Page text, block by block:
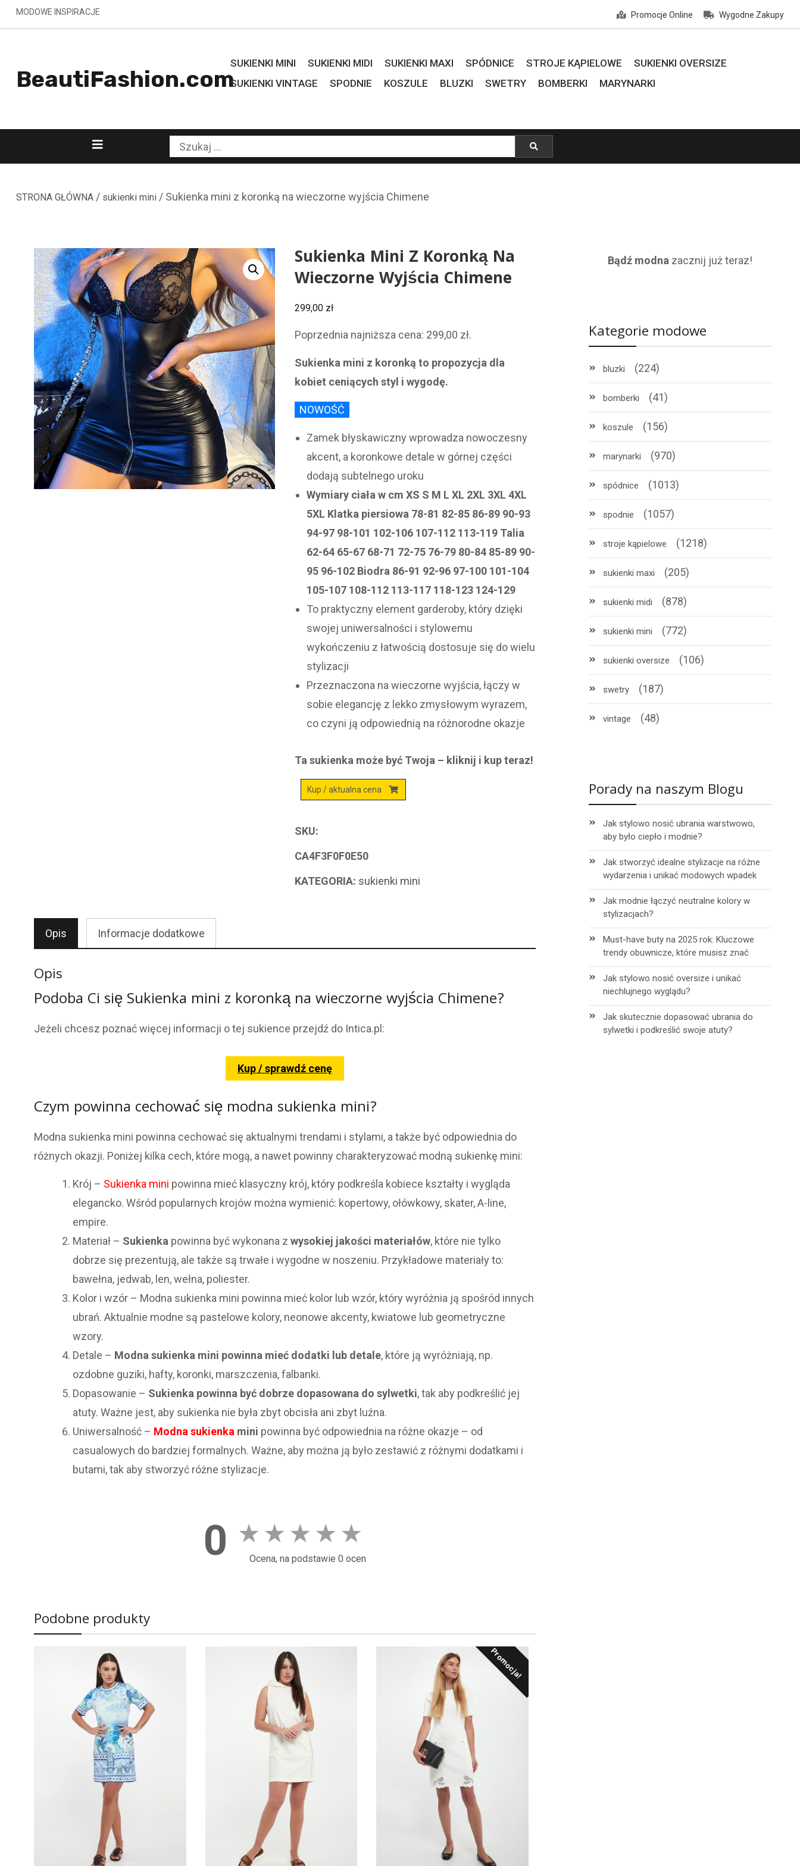
Skip
to
MODOWE INSPIRACJE Promocje Online Wygodne Zakupy
BeautiFashion.com
SUKIENKI MINI SUKIENKI MIDI SUKIENKI MAXI SPÓDNICE STROJE KĄPIELOWE
SUKIENKI OVERSIZE
SUKIENKI VINTAGE
SPODNIE KOSZULE BLUZKI SWETRY BOMBERKI MARYNARKI
Szukaj:
STRONA GŁÓWNA/ sukienki mini/ Sukienka mini z koronką na wieczorne wyjścia Chimene
Sukienka Mini Z Koronką Na
Wieczorne Wyjścia Chimene
299,00 zł
Poprzednia najniższa cena: 299,00 zł.
Sukienka mini z koronką to propozycja dla
kobiet ceniących styl i wygodę.
NOWOŚĆ
Zamek błyskawiczny wprowadza nowoczesny
akcent, a koronkowe detale w górnej części
dodają subtelnego uroku
Wymiary ciała w cm XS S M L XL 2XL 3XL 4XL
5XL Klatka piersiowa 78-81 82-85 86-89 90-93
94-97 98-101 102-106 107-112 113-119 Talia
62-64 65-67 68-71 72-75 76-79 80-84 85-89 90-
95 96-102 Biodra 86-91 92-96 97-100 101-104
105-107 108-112 113-117 118-123 124-129
To praktyczny element garderoby, który dzięki
swojej uniwersalności i stylowemu
wykończeniu z łatwością dostosuje się do wielu
stylizacji
Przeznaczona na wieczorne wyjścia, łączy w
sobie elegancję z lekko zmysłowym wyrazem,
co czyni ją odpowiednią na różnorodne okazje
Ta sukienka może być Twoja – kliknij i kup teraz!
Kup / aktualna cena
SKU:
CA4F3F0F0E50
KATEGORIA: sukienki mini
Opis Informacje dodatkowe
Opis
Podoba Ci się Sukienka mini z koronką na wieczorne wyjścia Chimene?
Jeżeli chcesz poznać więcej informacji o tej sukience przejdź do Intica.pl:
Kup / sprawdź cenę
Czym powinna cechować się modna sukienka mini?
Modna sukienka mini powinna cechować się aktualnymi trendami i stylami, a także być odpowiednia do
różnych okazji. Poniżej kilka cech, które mogą, a nawet powinny charakteryzować modną sukienkę mini:
Krój – Sukienka mini powinna mieć klasyczny krój, który podkreśla kobiece kształty i wygląda
elegancko. Wśród popularnych krojów można wymienić: kopertowy, ołówkowy, skater, A-line,
empire.
Materiał – Sukienka powinna być wykonana z wysokiej jakości materiałów, które nie tylko
dobrze się prezentują, ale także są trwałe i wygodne w noszeniu. Przykładowe materiały to:
bawełna, jedwab, len, wełna, poliester.
Kolor i wzór – Modna sukienka mini powinna mieć kolor lub wzór, który wyróżnia ją spośród innych
ubrań. Aktualnie modne są pastelowe kolory, neonowe akcenty, kwiatowe lub geometryczne
wzory.
Detale – Modna sukienka mini powinna mieć dodatki lub detale, które ją wyróżniają, np.
ozdobne guziki, hafty, koronki, marszczenia, falbanki.
Dopasowanie – Sukienka powinna być dobrze dopasowana do sylwetki, tak aby podkreślić jej
atuty. Ważne jest, aby sukienka nie była zbyt obcisła ani zbyt luźna.
Uniwersalność – Modna sukienka mini powinna być odpowiednia na różne okazje – od
casualowych do bardziej formalnych. Ważne, aby można ją było zestawić z różnymi dodatkami i
butami, tak aby stworzyć różne stylizacje.
0 ★ ★ ★ ★ ★
Ocena, na podstawie 0 ocen
Podobne produkty
Promocja!
Bądź modna zacznij już teraz!
Kategorie modowe
bluzki (224)
bomberki (41)
koszule (156)
marynarki (970)
spódnice (1013)
spodnie (1057)
stroje kąpielowe (1218)
sukienki maxi (205)
sukienki midi (878)
sukienki mini (772)
sukienki oversize (106)
swetry (187)
vintage (48)
Porady na naszym Blogu
Jak stylowo nosić ubrania warstwowo,
aby było ciepło i modnie?
Jak stworzyć idealne stylizacje na różne
wydarzenia i unikać modowych wpadek
Jak modnie łączyć neutralne kolory w
stylizacjach?
Must-have buty na 2025 rok: Kluczowe
trendy obuwnicze, które musisz znać
Jak stylowo nosić oversize i unikać
niechlujnego wyglądu?
Jak skutecznie dopasować ubrania do
sylwetki i podkreślić swoje atuty?